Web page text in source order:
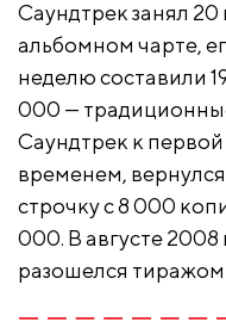
Саундтрек занял
альбомном чарте,
неделю составили
000 —
Саундтрек к
временем,
строчку с 8 000
000. В августе 2008
разошелся